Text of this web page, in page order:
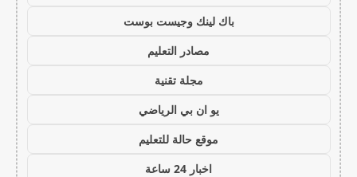
باك لينك وجيست بوست
مصادر التعليم
مجلة تقنية
يو ان بي الرياضي
موقع حالة للتعليم
اخبار 24 ساعة